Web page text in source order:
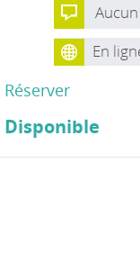
En
Réserver
Disponible